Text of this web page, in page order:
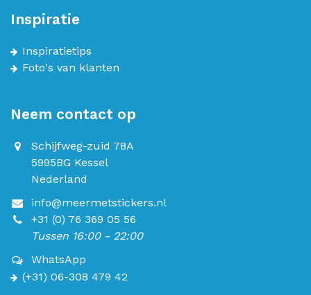
Inspiratie
Inspiratietips
Foto's van klanten
Neem contact op
Schijfweg-zuid 78A
5995BG Kessel
Nederland
info@meermetstickers.nl
+31 (0) 76 369 05 56
Tussen 16:00 - 22:00
WhatsApp
(+31) 06-308 479 42